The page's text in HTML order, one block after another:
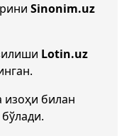
Sinonim.uz
Lotin.uz
изоҳи билан